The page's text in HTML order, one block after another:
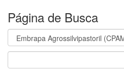
Página de Busca